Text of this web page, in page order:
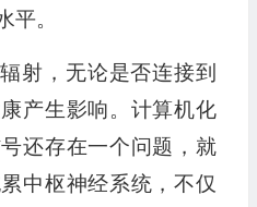
平。
射，无论是否连接到
产生影响。计算机化
还存在一个问题，就
中枢神经系统，不仅